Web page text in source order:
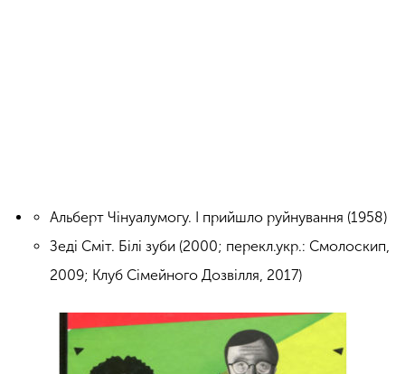
Альберт Чінуалумогу. І прийшло руйнування (1958)
Зеді Сміт. Білі зуби (2000; перекл.укр.: Смолоскип,
2009; Клуб Сімейного Дозвілля, 2017)